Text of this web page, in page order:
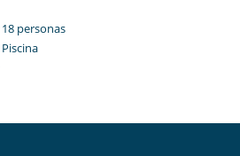
personas